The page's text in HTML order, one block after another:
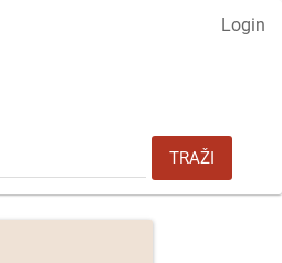
Login
TRAŽI